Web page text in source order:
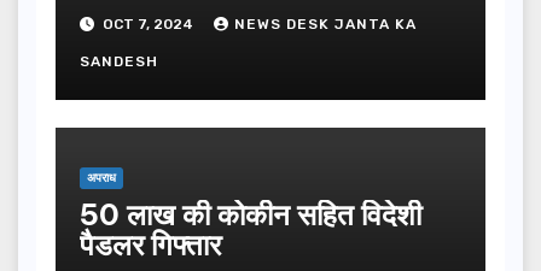
OCT 7, 2024 NEWS DESK JANTA KA
SANDESH
अपराध
50 लाख की कोकीन सहित विदेशी
पैडलर गिफ्तार